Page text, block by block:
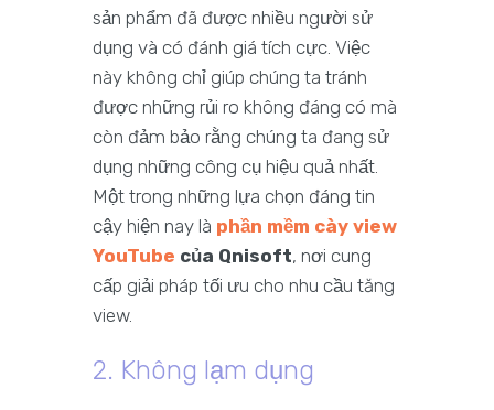
sản phẩm đã được nhiều người sử
dụng và có đánh giá tích cực. Việc
này không chỉ giúp chúng ta tránh
được những rủi ro không đáng có mà
còn đảm bảo rằng chúng ta đang sử
dụng những công cụ hiệu quả nhất.
Một trong những lựa chọn đáng tin
cậy hiện nay là phần mềm cày view
YouTube của Qnisoft, nơi cung
cấp giải pháp tối ưu cho nhu cầu tăng
view.
2. Không lạm dụng